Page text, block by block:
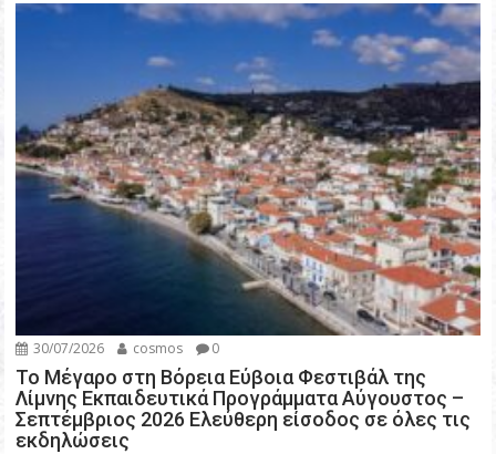
30/07/2026 cosmos 0
Το Μέγαρο στη Βόρεια Εύβοια Φεστιβάλ της
Λίμνης Εκπαιδευτικά Προγράμματα Αύγουστος –
Σεπτέμβριος 2026 Ελεύθερη είσοδος σε όλες τις
εκδηλώσεις